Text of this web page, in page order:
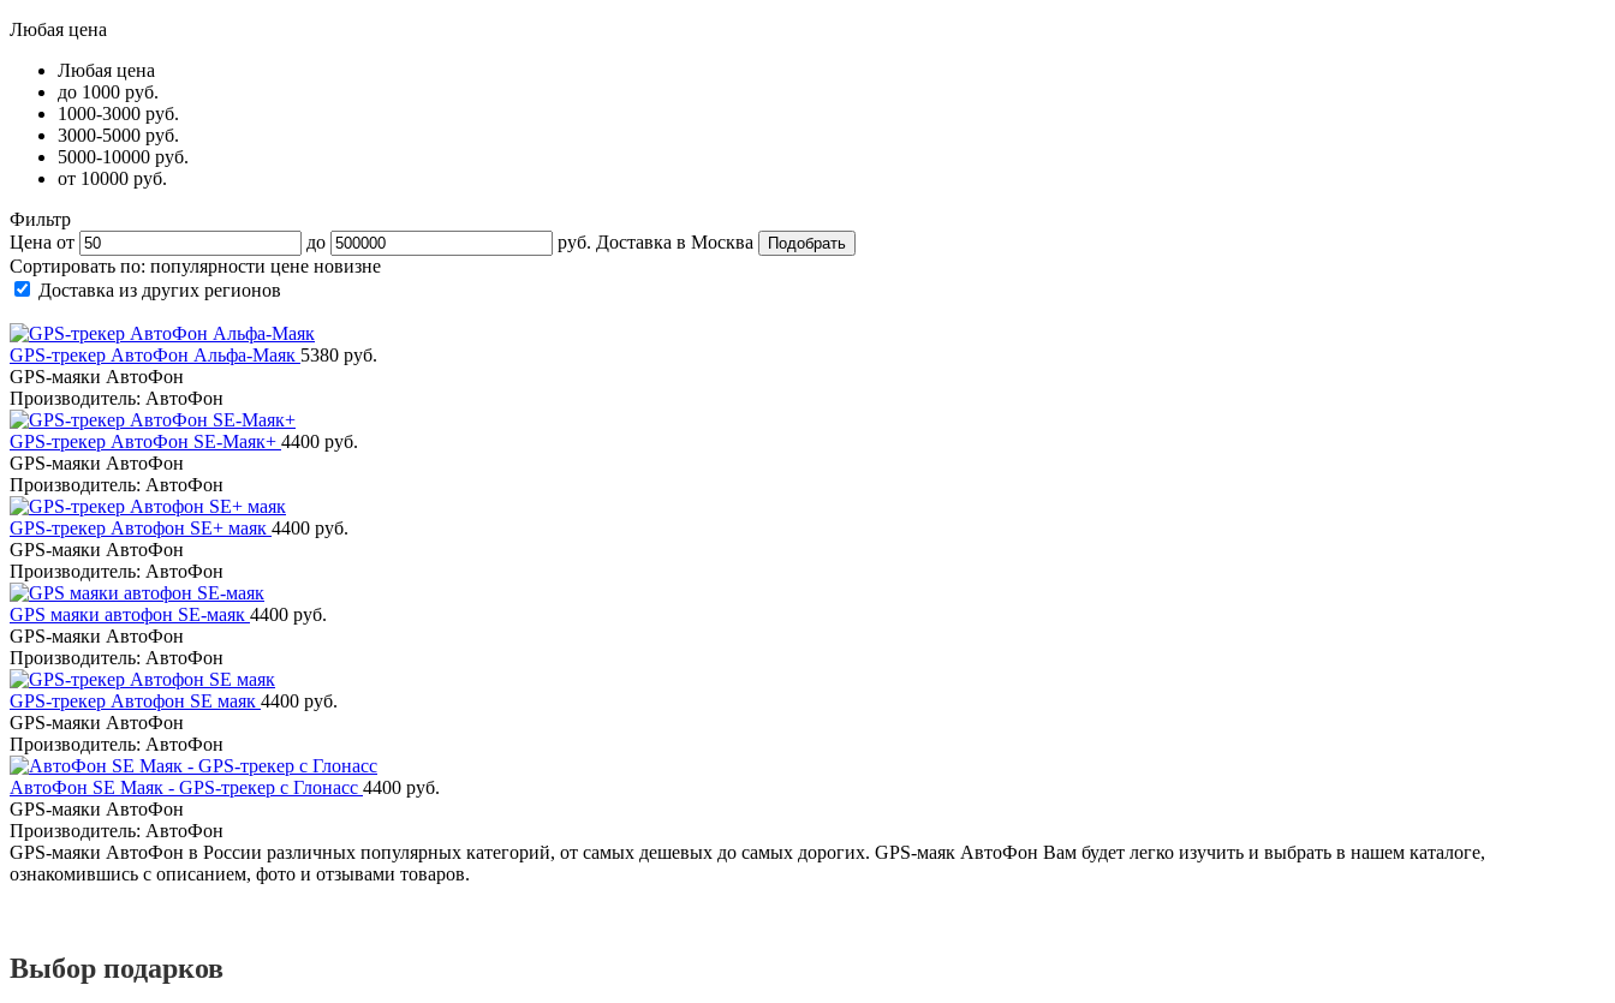
Любая цена
Любая цена
до 1000 руб.
1000-3000 руб.
3000-5000 руб.
5000-10000 руб.
от 10000 руб.
Фильтр
Цена от
до руб. Доставка в Москва
Сортировать по: популярности цене новизне
Доставка из других регионов
GPS-трекер АвтоФон Альфа-Маяк 5380 руб.
GPS-маяки АвтоФон
Производитель: АвтоФон
GPS-трекер АвтоФон SE-Маяк+ 4400 руб.
GPS-маяки АвтоФон
Производитель: АвтоФон
GPS-трекер Автофон SE+ маяк 4400 руб.
GPS-маяки АвтоФон
Производитель: АвтоФон
GPS маяки автофон SE-маяк 4400 руб.
GPS-маяки АвтоФон
Производитель: АвтоФон
GPS-трекер Автофон SE маяк 4400 руб.
GPS-маяки АвтоФон
Производитель: АвтоФон
АвтоФон SE Маяк - GPS-трекер с Глонасс 4400 руб.
GPS-маяки АвтоФон
Производитель: АвтоФон
GPS-маяки АвтоФон в России различных популярных категорий, от самых дешевых до самых дорогих. GPS-маяк АвтоФон Вам будет легко изучить и выбрать в нашем каталоге,
ознакомившись с описанием, фото и отзывами товаров.
Выбор подарков